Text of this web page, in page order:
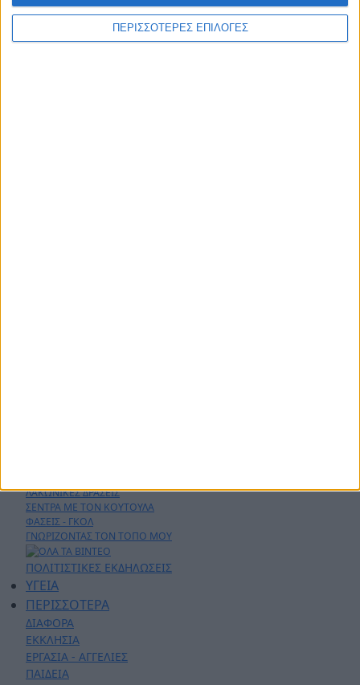
ΠΕΡΙΣΣΟΤΕΡΕΣ ΕΠΙΛΟΓΕΣ
ΛΑΚΩΝΙΚΕΣ ΔΡΑΣΕΙΣ
ΣΕΝΤΡΑ ΜΕ ΤΟΝ ΚΟΥΤΟΥΛΑ
ΦΑΣΕΙΣ - ΓΚΟΛ
ΓΝΩΡΙΖΟΝΤΑΣ ΤΟΝ ΤΟΠΟ ΜΟΥ
ΠΟΛΙΤΙΣΤΙΚΕΣ ΕΚΔΗΛΩΣΕΙΣ
ΥΓΕΙΑ
ΠΕΡΙΣΣΟΤΕΡΑ
ΔΙΑΦΟΡΑ
ΕΚΚΛΗΣΙΑ
ΕΡΓΑΣΙΑ - ΑΓΓΕΛΙΕΣ
ΠΑΙΔΕΙΑ